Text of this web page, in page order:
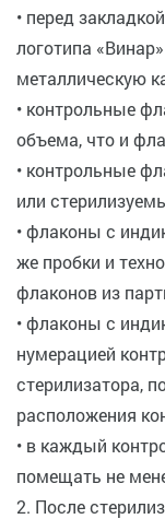
• перед
логотипа
металлическую
• контрольные
объема, что и
• контрольные
или
• флаконы с
же пробки и
флаконов из
• флаконы с
нумерацией
стерилизатора,
расположения
• в каждый
помещать не
2. После